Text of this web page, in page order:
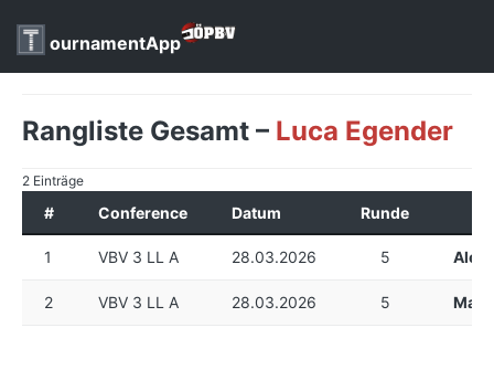
ournamentApp
Rangliste Gesamt – Luca Egender
2 Einträge
# Conference Datum Runde
1 VBV 3 LL A 28.03.2026 5
2 VBV 3 LL A 28.03.2026 5